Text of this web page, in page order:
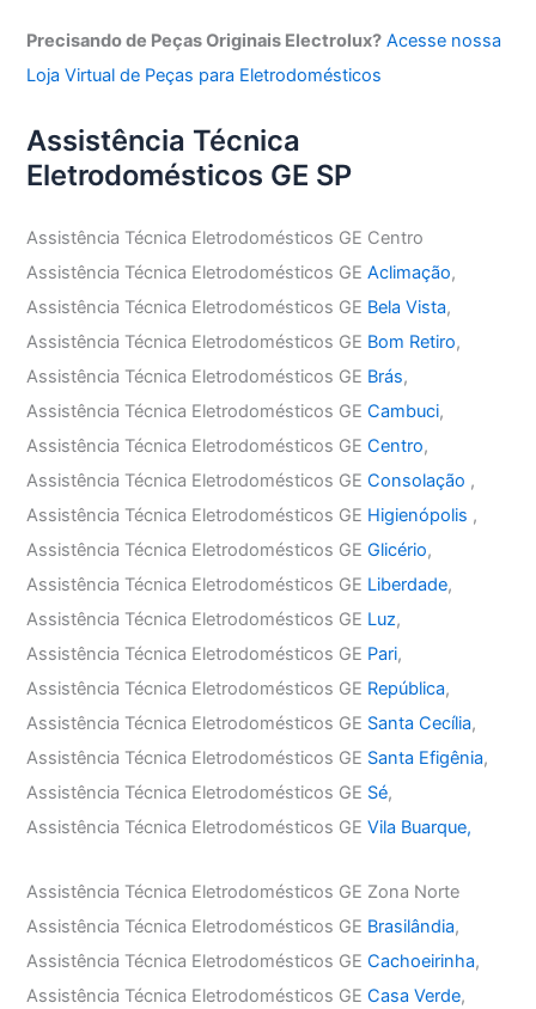
Precisando de Peças Originais Electrolux? Acesse nossa
Loja Virtual de Peças para Eletrodomésticos
Assistência Técnica
Eletrodomésticos GE SP
Assistência Técnica Eletrodomésticos GE Centro
Assistência Técnica Eletrodomésticos GEAclimação,
Assistência Técnica Eletrodomésticos GE Bela Vista,
Assistência Técnica Eletrodomésticos GE Bom Retiro,
Assistência Técnica Eletrodomésticos GE Brás,
Assistência Técnica Eletrodomésticos GECambuci,
Assistência Técnica Eletrodomésticos GECentro,
Assistência Técnica Eletrodomésticos GEConsolação ,
Assistência Técnica Eletrodomésticos GE Higienópolis ,
Assistência Técnica Eletrodomésticos GEGlicério,
Assistência Técnica Eletrodomésticos GE Liberdade,
Assistência Técnica Eletrodomésticos GE Luz,
Assistência Técnica Eletrodomésticos GE Pari,
Assistência Técnica Eletrodomésticos GE República,
Assistência Técnica Eletrodomésticos GE Santa Cecília,
Assistência Técnica Eletrodomésticos GE Santa Efigênia,
Assistência Técnica Eletrodomésticos GE Sé,
Assistência Técnica Eletrodomésticos GEVila Buarque,
Assistência Técnica Eletrodomésticos GE Zona Norte
Assistência Técnica Eletrodomésticos GE Brasilândia,
Assistência Técnica Eletrodomésticos GECachoeirinha,
Assistência Técnica Eletrodomésticos GECasa Verde,